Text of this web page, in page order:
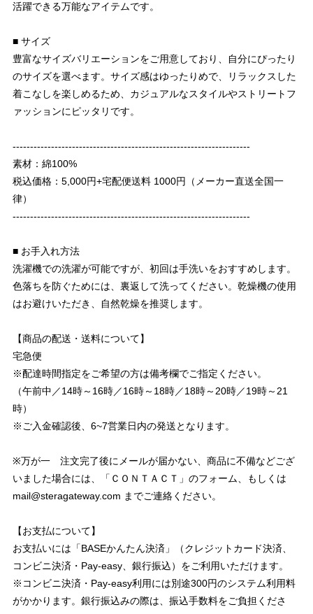
活躍できる万能なアイテムです。
■ サイズ
豊富なサイズバリエーションをご用意しており、自分にぴったり
のサイズを選べます。サイズ感はゆったりめで、リラックスした
着こなしを楽しめるため、カジュアルなスタイルやストリートフ
ァッションにピッタリです。
--------------------------------------------------------------------
素材：綿100%
税込価格：5,000円+宅配便送料 1000円（メーカー直送全国一
律）
--------------------------------------------------------------------
■ お手入れ方法
洗濯機での洗濯が可能ですが、初回は手洗いをおすすめします。
色落ちを防ぐためには、裏返して洗ってください。乾燥機の使用
はお避けいただき、自然乾燥を推奨します。
【商品の配送・送料について】
宅急便
※配達時間指定をご希望の方は備考欄でご指定ください。
（午前中／14時～16時／16時～18時／18時～20時／19時～21
時）
※ご入金確認後、6~7営業日内の発送となります。
※万が一 注文完了後にメールが届かない、商品に不備などござ
いました場合には、「ＣＯＮＴＡＣＴ」のフォーム、もしくは
mail@steragateway.com までご連絡ください。
【お支払について】
お支払いには「BASEかんたん決済」（クレジットカード決済、
コンビニ決済・Pay-easy、銀行振込）をご利用いただけます。
※コンビニ決済・Pay-easy利用には別途300円のシステム利用料
がかかります。銀行振込みの際は、振込手数料をご負担くださ